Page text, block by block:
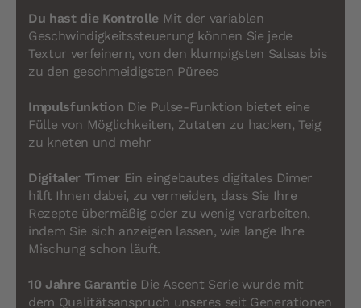
Du hast die Kontrolle Mit der variablen
Geschwindigkeitssteuerung können Sie jede
Textur verfeinern, von den klumpigsten Salsas bis
zu den geschmeidigsten Pürees
Impulsfunktion Die Pulse-Funktion bietet eine
Fülle von Möglichkeiten, Zutaten zu hacken, Teig
zu kneten und mehr
Digitaler Timer Ein eingebautes digitales Dimer
hilft Ihnen dabei, zu vermeiden, dass Sie Ihre
Rezepte übermäßig oder zu wenig verarbeiten,
indem Sie sich anzeigen lassen, wie lange Ihre
Mischung schon läuft.
10 Jahre GarantieDie Ascent Serie wurde mit
dem Qualitätsanspruch unseres seit Generationen